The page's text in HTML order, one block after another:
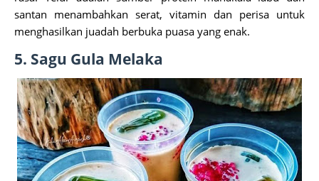
santan menambahkan serat, vitamin dan perisa untuk
menghasilkan juadah berbuka puasa yang enak.
5. Sagu Gula Melaka